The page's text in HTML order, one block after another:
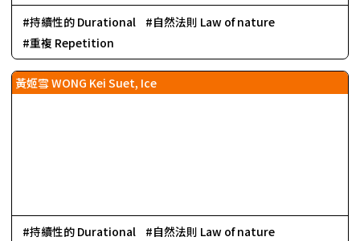
持續性的 Durational
自然法則 Law of nature
重複 Repetition
黃姬雪 WONG Kei Suet, Ice
持續性的 Durational
自然法則 Law of nature